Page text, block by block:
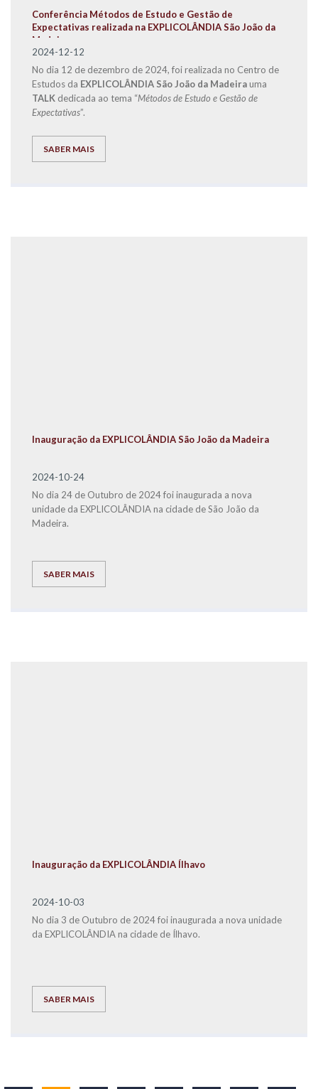
Conferência Métodos de Estudo e Gestão de
Expectativas realizada na EXPLICOLÂNDIA São João da
Madeira
2024-12-12
No dia 12 de dezembro de 2024, foi realizada no Centro de
Estudos da EXPLICOLÂNDIA São João da Madeirauma
TALK dedicada ao tema “Métodos de Estudo e Gestão de
Expectativas”.
SABER MAIS
Inauguração da EXPLICOLÂNDIA São João da Madeira
2024-10-24
No dia 24 de Outubro de 2024 foi inaugurada a nova
unidade da EXPLICOLÂNDIA na cidade de São João da
Madeira.
SABER MAIS
Inauguração da EXPLICOLÂNDIA Ílhavo
2024-10-03
No dia 3 de Outubro de 2024 foi inaugurada a nova unidade
da EXPLICOLÂNDIA na cidade de Ílhavo.
SABER MAIS